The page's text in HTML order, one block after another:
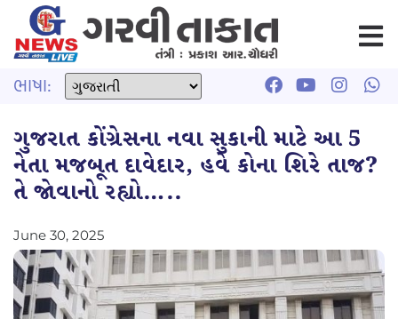
ભાષા:
ગુજરાત કોંગ્રેસના નવા સુકાની માટે આ 5
નેતા મજબૂત દાવેદાર, હવે કોના શિરે તાજ?
તે જોવાનો રહ્યો…..
June 30, 2025